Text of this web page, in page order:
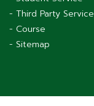
- Third Party Service
- Course
- Sitemap